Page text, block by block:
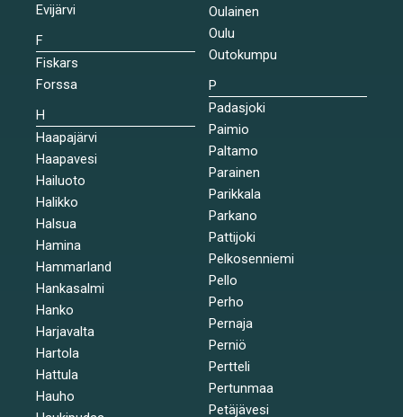
Evijärvi
F
Fiskars
Forssa
H
Haapajärvi
Haapavesi
Hailuoto
Halikko
Halsua
Hamina
Hammarland
Hankasalmi
Hanko
Harjavalta
Hartola
Hattula
Hauho
Oulainen
Oulu
Outokumpu
P
Padasjoki
Paimio
Paltamo
Parainen
Parikkala
Parkano
Pattijoki
Pelkosenniemi
Pello
Perho
Pernaja
Perniö
Pertteli
Pertunmaa
Petäjävesi